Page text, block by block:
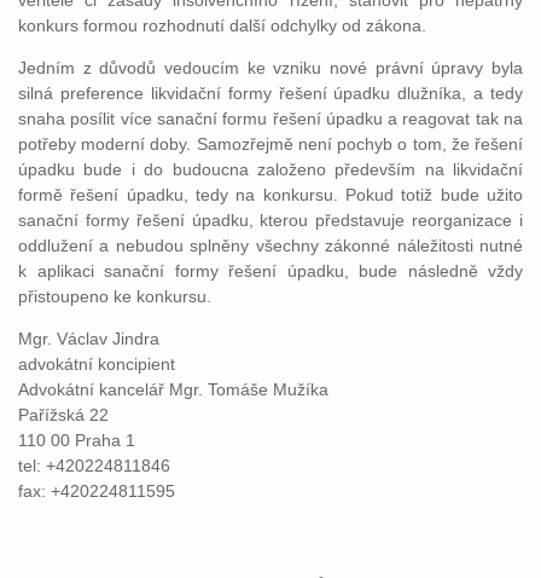
konkurs formou rozhodnutí další odchylky od zákona.
Jedním z důvodů vedoucím ke vzniku nové právní úpravy byla
silná preference likvidační formy řešení úpadku dlužníka, a tedy
snaha posílit více sanační formu řešení úpadku a reagovat tak na
potřeby moderní doby. Samozřejmě není pochyb o tom, že řešení
úpadku bude i do budoucna založeno především na likvidační
formě řešení úpadku, tedy na konkursu. Pokud totiž bude užito
sanační formy řešení úpadku, kterou představuje reorganizace i
oddlužení a nebudou splněny všechny zákonné náležitosti nutné
k aplikaci sanační formy řešení úpadku, bude následně vždy
přistoupeno ke konkursu.
Mgr. Václav Jindra
advokátní koncipient
Advokátní kancelář Mgr. Tomáše Mužíka
Pařížská 22
110 00 Praha 1
tel: +420224811846
fax: +420224811595